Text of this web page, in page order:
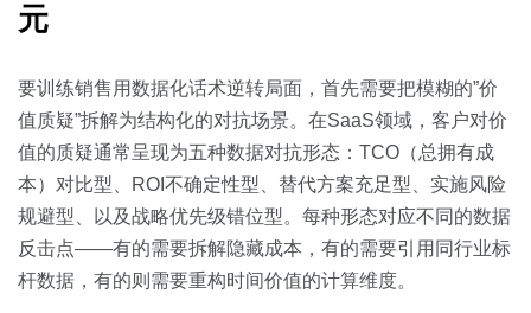
元
要训练销售用数据化话术逆转局面，首先需要把模糊的”价
值质疑”拆解为结构化的对抗场景。在SaaS领域，客户对价
值的质疑通常呈现为五种数据对抗形态：TCO（总拥有成
本）对比型、ROI不确定性型、替代方案充足型、实施风险
规避型、以及战略优先级错位型。每种形态对应不同的数据
反击点——有的需要拆解隐藏成本，有的需要引用同行业标
杆数据，有的则需要重构时间价值的计算维度。